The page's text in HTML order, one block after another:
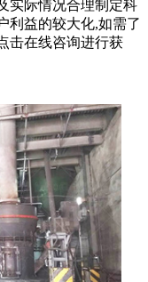
实际情况合理制定科
利益的较大化,如需了
击在线咨询进行获